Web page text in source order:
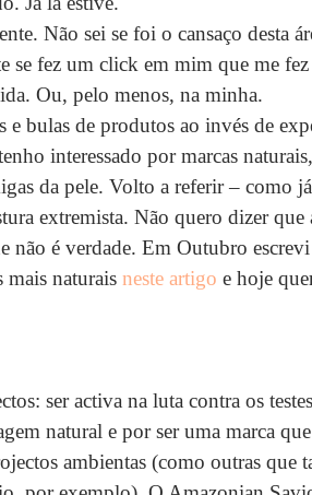
Não sei se foi o cansaço desta
se fez um click em mim que me
Ou, pelo menos, na minha.
e bulas de produtos ao invés de
interessado por marcas
da pele. Volto a referir – como
extremista. Não quero dizer que
não é verdade. Em Outubro escrevi
mais naturais neste artigo e hoje
ser activa na luta contra os
natural e por ser uma marca
ambientas (como outras que